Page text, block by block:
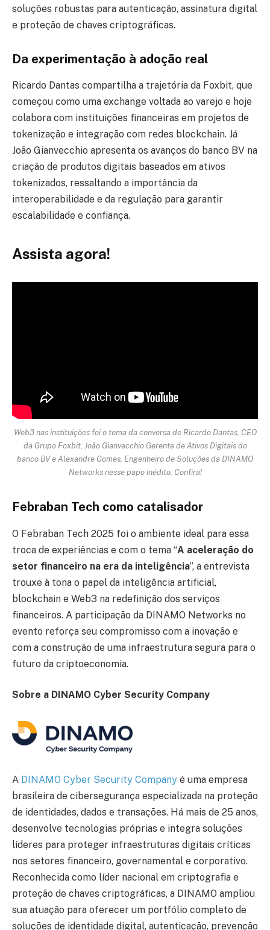
soluções robustas para autenticação, assinatura digital
e proteção de chaves criptográficas.
Da experimentação à adoção real
Ricardo Dantas compartilha a trajetória da Foxbit, que
começou como uma exchange voltada ao varejo e hoje
colabora com instituições financeiras em projetos de
tokenização e integração com redes blockchain. Já
João Gianvecchio apresenta os avanços do banco BV na
criação de produtos digitais baseados em ativos
tokenizados, ressaltando a importância da
interoperabilidade e da regulação para garantir
escalabilidade e confiança.
Assista agora!
Web3 nas instituições foi o tema da conversa de Ricardo Dantas, CEO
da Grupo Foxbit, João Gianvecchio Gerente de Ativos Digitais do
banco BV e Alexandre Gomes, Engenheiro de Soluções da DINAMO
Networks nesse papo inédito. Confira!
Febraban Tech como catalisador
O Febraban Tech 2025 foi o ambiente ideal para essa
troca de experiências e com o tema “A aceleração do
setor financeiro na era da inteligência”, a entrevista
trouxe à tona o papel da inteligência artificial,
blockchain e Web3 na redefinição dos serviços
financeiros. A participação da DINAMO Networks no
evento reforça seu compromisso com a inovação e
com a construção de uma infraestrutura segura para o
futuro da criptoeconomia.
Sobre a DINAMO Cyber Security Company
A DINAMO Cyber Security Company é uma empresa
brasileira de cibersegurança especializada na proteção
de identidades, dados e transações. Há mais de 25 anos,
desenvolve tecnologias próprias e integra soluções
líderes para proteger infraestruturas digitais críticas
nos setores financeiro, governamental e corporativo.
Reconhecida como líder nacional em criptografia e
proteção de chaves criptográficas, a DINAMO ampliou
sua atuação para oferecer um portfólio completo de
soluções de identidade digital, autenticação, prevenção